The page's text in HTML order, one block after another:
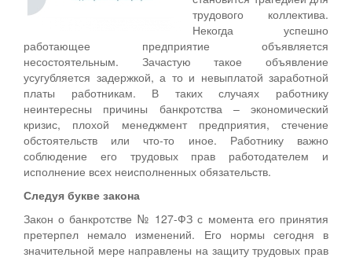
трудового коллектива.
Некогда успешно
работающее предприятие объявляется
несостоятельным. Зачастую такое объявление
усугубляется задержкой, а то и невыплатой заработной
платы работникам. В таких случаях работнику
неинтересны причины банкротства – экономический
кризис, плохой менеджмент предприятия, стечение
обстоятельств или что-то иное. Работнику важно
соблюдение его трудовых прав работодателем и
исполнение всех неисполненных обязательств.
Следуя букве закона
Закон о банкротстве № 127-ФЗ с момента его принятия
претерпел немало изменений. Его нормы сегодня в
значительной мере направлены на защиту трудовых прав